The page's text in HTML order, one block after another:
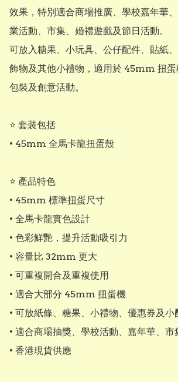
效果，特別適合商場推廣、學校嘉年華
業活動、市集、婚禮遊戲及節日活動。
可放入糖果、小玩具、公仔配件、貼紙
飾物及其他小禮物，適用於 45mm 扭
包裝及創意活動。
⭐ 套裝包括
• 45mm 全馬卡龍扭蛋殼
⭐ 產品特色
• 45mm 標準扭蛋尺寸
• 全馬卡龍實色設計
• 色彩鮮艷，提升活動吸引力
• 容量比 32mm 更大
• 可重複開合及重複使用
• 適合大部分 45mm 扭蛋機
• 可放紙條、糖果、小禮物、優惠券及小
• 適合商場抽獎、學校活動、嘉年華、
• 香港現貨供應